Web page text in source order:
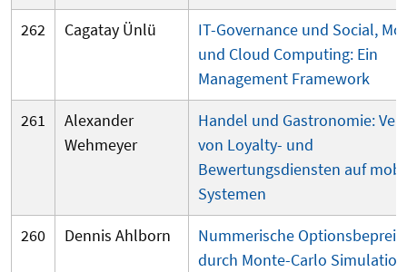
262
Cagatay Ünlü
IT-Governance und Social,
und Cloud Computing: Ein
Management Framework
261
Alexander
Wehmeyer
Handel und Gastronomie:
von Loyalty- und
Bewertungsdiensten auf
Systemen
260
Dennis Ahlborn
Nummerische
durch Monte-Carlo